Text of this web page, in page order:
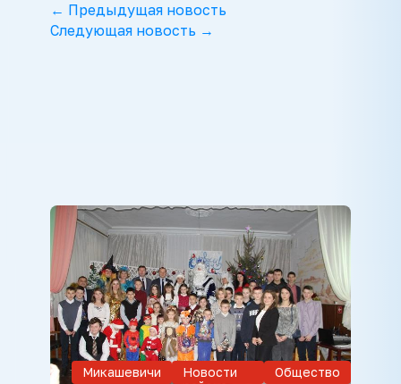
← Предыдущая новость
Следующая новость →
Микашевичи
Новости
Общество